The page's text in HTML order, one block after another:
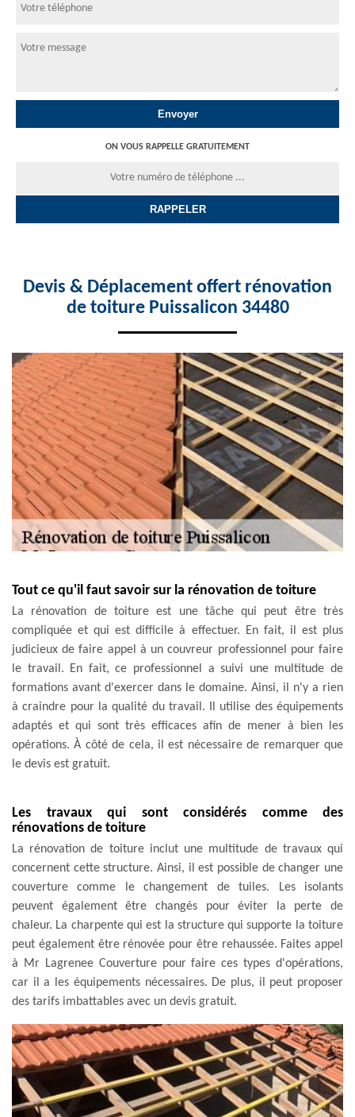
ON VOUS RAPPELLE GRATUITEMENT
Devis & Déplacement offert rénovation
de toiture Puissalicon 34480
Tout ce qu'il faut savoir sur la rénovation de toiture
La rénovation de toiture est une tâche qui peut être très
compliquée et qui est difficile à effectuer. En fait, il est plus
judicieux de faire appel à un couvreur professionnel pour faire
le travail. En fait, ce professionnel a suivi une multitude de
formations avant d'exercer dans le domaine. Ainsi, il n'y a rien
à craindre pour la qualité du travail. Il utilise des équipements
adaptés et qui sont très efficaces afin de mener à bien les
opérations. À côté de cela, il est nécessaire de remarquer que
le devis est gratuit.
Les travaux qui sont considérés comme des
rénovations de toiture
La rénovation de toiture inclut une multitude de travaux qui
concernent cette structure. Ainsi, il est possible de changer une
couverture comme le changement de tuiles. Les isolants
peuvent également être changés pour éviter la perte de
chaleur. La charpente qui est la structure qui supporte la toiture
peut également être rénovée pour être rehaussée. Faites appel
à Mr Lagrenee Couverture pour faire ces types d'opérations,
car il a les équipements nécessaires. De plus, il peut proposer
des tarifs imbattables avec un devis gratuit.